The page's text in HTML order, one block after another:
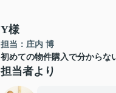
Y様
担当：庄内 博
初めての物件購入で分からな
担当者より